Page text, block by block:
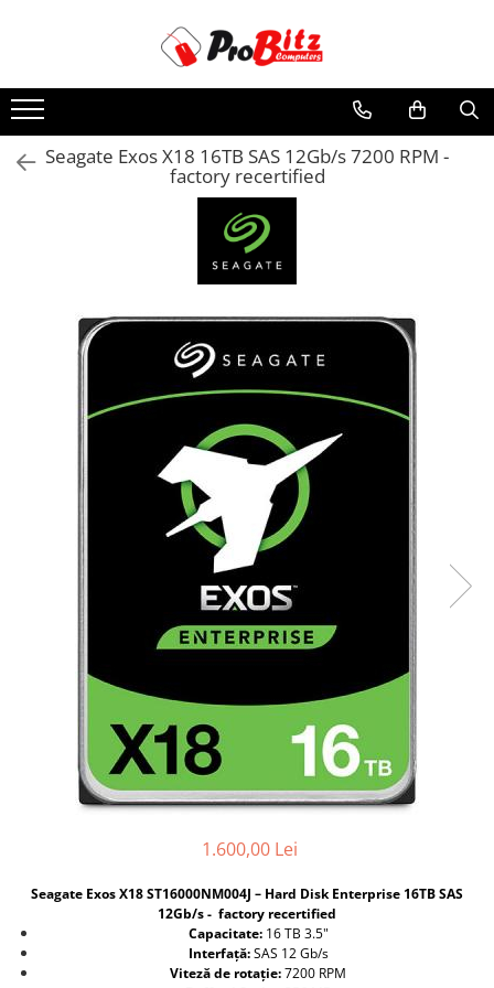
Laptopuri si accesorii
Laptopuri
Memorii laptop
Hard Disk-uri laptop
Componente REFURBISHED Laptop
Hard Disk-uri Refurbished
Docking stations
Incarcatoare laptop
Incarcatoare laptop refurbished
Standuri și Coolere Laptop
Card reader
PC, Componente & Software
Calculatoare
Calculatoare NOI
Calculatoare Mini NOI
Calculatoare REFURBISHED
Calculatoare RENEW
Calculatoare WORKSTATION
Componente PC NOI
Seagate Exos X18 16TB SAS 12Gb/s 7200 RPM -
factory recertified
1.600,00 Lei
Seagate Exos X18 ST16000NM004J – Hard Disk Enterprise 16TB SAS
12Gb/s - factory recertified
Capacitate:16 TB 3.5"
Interfață:SAS 12 Gb/s
Viteză de rotație:7200 RPM